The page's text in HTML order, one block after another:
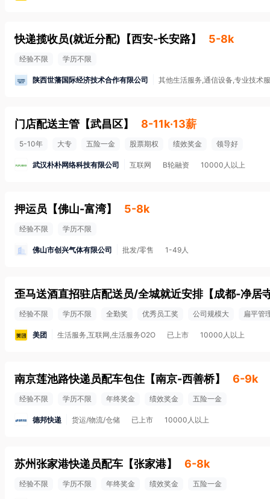
快递揽收员(就近分配) 【西安-长安路】 5-8k
经验不限 学历不限
陕西世藩国际经济技术合作有限公司 其他生活服务,通信设备,专业技术
门店配送主管 【武昌区】 8-11k·13薪
5-10年 大专 五险一金 股票期权 绩效奖金 领导好
武汉朴朴网络科技有限公司 互联网 B轮融资 10000人以上
押运员 【佛山-富湾】 5-8k
经验不限 学历不限
佛山市创兴气体有限公司 批发/零售 1-49人
歪马送酒直招驻店配送员/全城就近安排 【成都-净居
经验不限 学历不限 全勤奖 优秀员工奖 公司规模大 扁平管
美团 生活服务,互联网,生活服务O2O 已上市 10000人以上
南京莲池路快递员配车包住 【南京-西善桥】 6-9k
经验不限 学历不限 年终奖金 绩效奖金 五险一金
德邦快递 货运/物流/仓储 已上市 10000人以上
苏州张家港快递员配车 【张家港】 6-8k
经验不限 学历不限 年终奖金 绩效奖金 五险一金